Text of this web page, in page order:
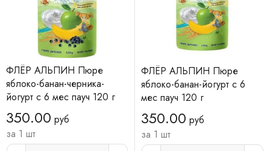
ФЛЁР АЛЬПИН Пюре
яблоко-банан-черника-
йогурт с 6 мес пауч 120 г
350.00 руб
за 1 шт
ФЛЁР АЛЬПИН Пюре
яблоко-банан-йогурт с 6
мес пауч 120 г
350.00 руб
за 1 шт